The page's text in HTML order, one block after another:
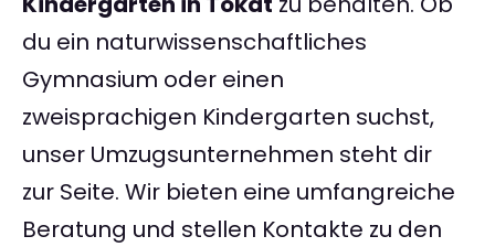
du ein naturwissenschaftliches
Gymnasium oder einen
zweisprachigen Kindergarten suchst,
unser Umzugsunternehmen steht dir
zur Seite. Wir bieten eine umfangreiche
Beratung und stellen Kontakte zu den